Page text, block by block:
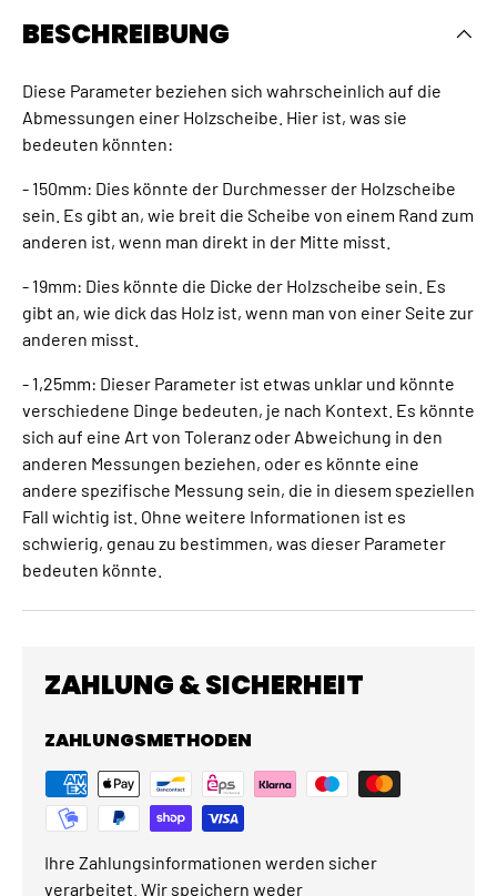
BESCHREIBUNG
Diese Parameter beziehen sich wahrscheinlich auf die
Abmessungen einer Holzscheibe. Hier ist, was sie
bedeuten könnten:
- 150mm: Dies könnte der Durchmesser der Holzscheibe
sein. Es gibt an, wie breit die Scheibe von einem Rand zum
anderen ist, wenn man direkt in der Mitte misst.
- 19mm: Dies könnte die Dicke der Holzscheibe sein. Es
gibt an, wie dick das Holz ist, wenn man von einer Seite zur
anderen misst.
- 1,25mm: Dieser Parameter ist etwas unklar und könnte
verschiedene Dinge bedeuten, je nach Kontext. Es könnte
sich auf eine Art von Toleranz oder Abweichung in den
anderen Messungen beziehen, oder es könnte eine
andere spezifische Messung sein, die in diesem speziellen
Fall wichtig ist. Ohne weitere Informationen ist es
schwierig, genau zu bestimmen, was dieser Parameter
bedeuten könnte.
ZAHLUNG & SICHERHEIT
ZAHLUNGSMETHODEN
Ihre Zahlungsinformationen werden sicher
verarbeitet. Wir speichern weder